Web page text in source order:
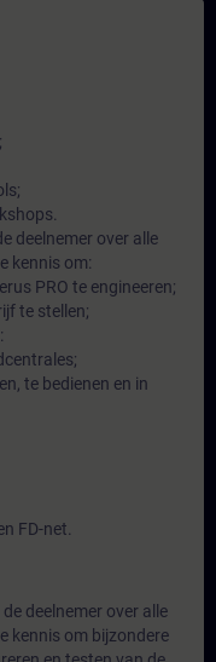
deelnemer over alle
kennis om:
PRO te engineeren;
te stellen;
te bedienen en in
FD-net.
deelnemer over alle
kennis om bijzondere